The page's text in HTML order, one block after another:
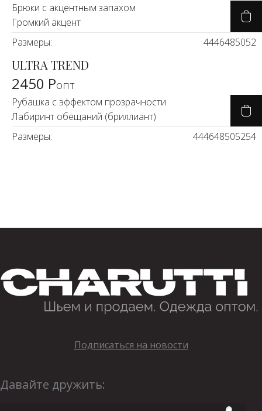
Брюки с акцентным запахом
Громкий акцент
Размеры:
4446485052
ULTRA TREND
2450 Ропт
Рубашка с эффектом прозрачности
Лабиринт обещаний (бриллиант)
Размеры:
444648505254
Подписаться на новости
Давайте дружить: